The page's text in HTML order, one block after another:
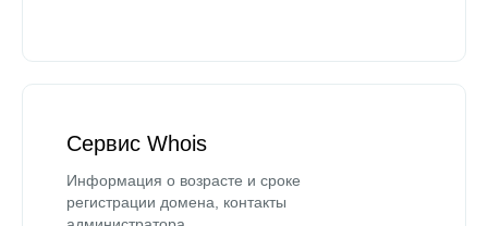
Сервис Whois
Информация о возрасте и сроке
регистрации домена, контакты